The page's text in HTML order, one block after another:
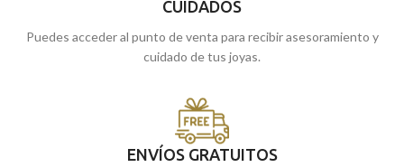
CUIDADOS
Puedes acceder al punto de venta para recibir asesoramiento y
cuidado de tus joyas.
ENVÍOS GRATUITOS